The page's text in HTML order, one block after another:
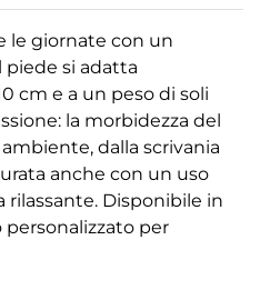
le giornate con un
piede si adatta
cm e a un peso di soli
la morbidezza del
dalla scrivania
anche con un uso
Disponibile in
personalizzato per